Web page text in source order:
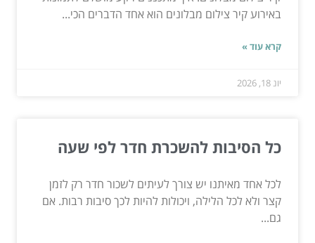
באירוע קיר צילום מבלונים הוא אחד הדברים הכי...
קרא עוד »
יונ 18, 2026
כל הסיבות להשכרת חדר לפי שעה
לכל אחד מאיתנו יש צורך לעיתים לשכור חדר רק לזמן
קצר ולא לכל הלילה, ויכולות להיות לכך סיבות רבות. אם
גם...